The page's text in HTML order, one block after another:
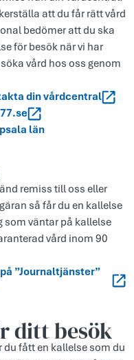
att du får rätt vård
bedömer att du ska
för besök när vi har
vård hos oss genom
din vårdcentral
län
remiss till oss eller
så får du en kallelse
som väntar på kallelse
vård inom 90
”Journaltjänster”
ditt besök
fått en kallelse som du